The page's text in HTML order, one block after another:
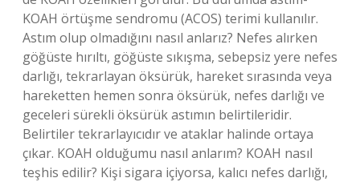
KOAH örtüşme sendromu (ACOS) terimi kullanılır.
Astım olup olmadığını nasıl anlarız? Nefes alırken
göğüste hırıltı, göğüste sıkışma, sebepsiz yere nefes
darlığı, tekrarlayan öksürük, hareket sırasında veya
hareketten hemen sonra öksürük, nefes darlığı ve
geceleri sürekli öksürük astımın belirtileridir.
Belirtiler tekrarlayıcıdır ve ataklar halinde ortaya
çıkar. KOAH olduğumu nasıl anlarım? KOAH nasıl
teşhis edilir? Kişi sigara içiyorsa, kalıcı nefes darlığı,